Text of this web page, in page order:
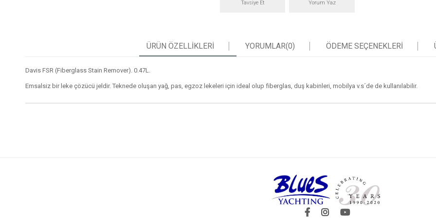
Tavsiye Et Yorum Yaz
ÜRÜN ÖZELLIKLERI YORUMLAR(0) ÖDEME SEÇENEKLERI
Davis FSR (Fiberglass Stain Remover). 0.47L.
Emsalsiz bir leke çözücü jeldir. Teknede oluşan yağ, pas, egzoz lekeleri için ideal olup fiberglas, duş kabinleri, mobilya v.s´de de kullanılabilir.